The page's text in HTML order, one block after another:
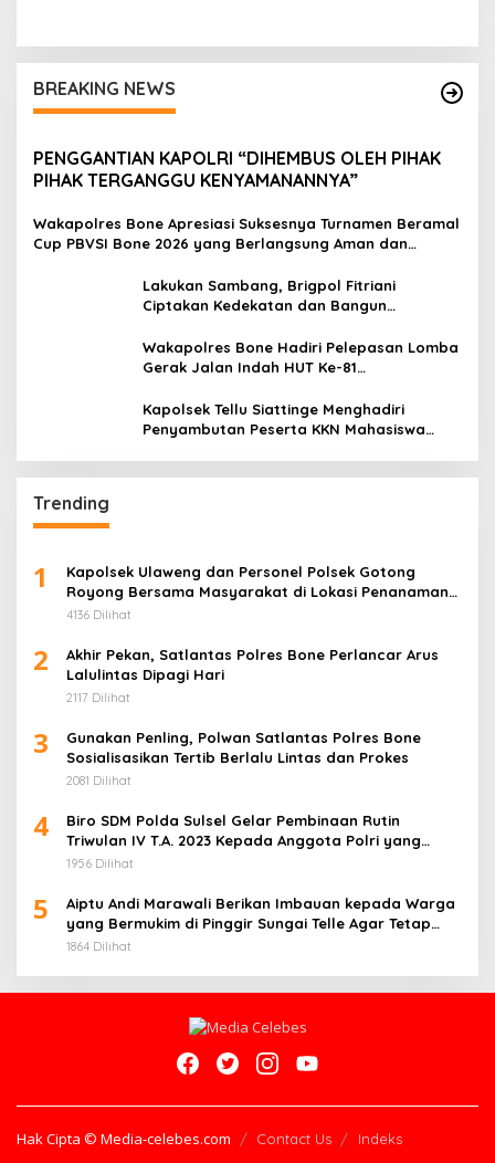
BREAKING NEWS
PENGGANTIAN KAPOLRI “DIHEMBUS OLEH PIHAK
PIHAK TERGANGGU KENYAMANANNYA”
Wakapolres Bone Apresiasi Suksesnya Turnamen Beramal
Cup PBVSI Bone 2026 yang Berlangsung Aman dan
Lakukan Sambang, Brigpol Fitriani
Ciptakan Kedekatan dan Bangun
Tokaseng
Wakapolres Bone Hadiri Pelepasan Lomba
Gerak Jalan Indah HUT Ke-81
Kapolsek Tellu Siattinge Menghadiri
Penyambutan Peserta KKN Mahasiswa
Trending
1
Kapolsek Ulaweng dan Personel Polsek Gotong
Royong Bersama Masyarakat di Lokasi Penanaman
Jagung
4136 Dilihat
2
Akhir Pekan, Satlantas Polres Bone Perlancar Arus
Lalulintas Dipagi Hari
2117 Dilihat
3
Gunakan Penling, Polwan Satlantas Polres Bone
Sosialisasikan Tertib Berlalu Lintas dan Prokes
2081 Dilihat
4
Biro SDM Polda Sulsel Gelar Pembinaan Rutin
Triwulan IV T.A. 2023 Kepada Anggota Polri yang
Bertugas pada Instansi/Unit Kerja
1956 Dilihat
5
Aiptu Andi Marawali Berikan Imbauan kepada Warga
yang Bermukim di Pinggir Sungai Telle Agar Tetap
Waspada
1864 Dilihat
Hak Cipta © Media-celebes.com Contact Us Indeks